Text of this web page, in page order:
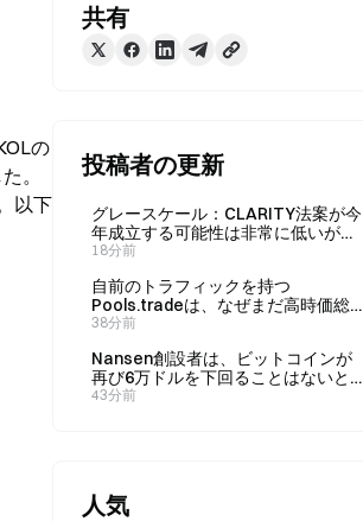
の
。
以下
共有
投稿者の更新
グレースケール：CLARITY法案が今
年成立する可能性は非常に低いが、
影響は限定的
18分前
自前のトラフィックを持つ
Pools.tradeは、なぜまだ高時価総
額のミームコインを生み出せていな
38分前
Nansen創設者は、ビットコインが
再び6万ドルを下回ることはないと
考えている
43分前
人気